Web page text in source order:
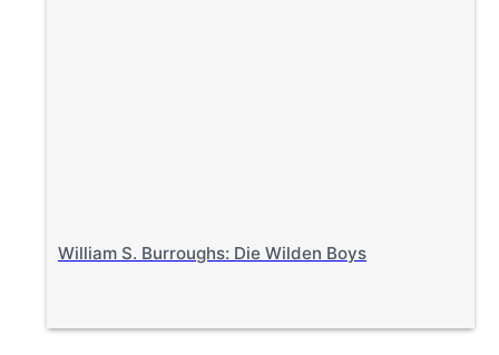
William S. Burroughs: Die Wilden Boys